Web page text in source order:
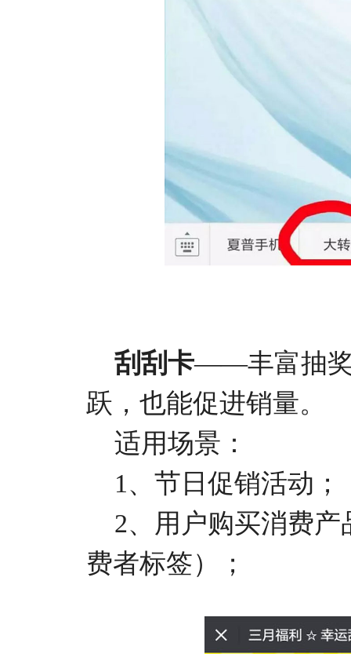
刮刮卡——丰富抽奖
跃，也能促进销量。
适用场景：
1、节日促销活动；
2、用户购买消费
费者标签）；